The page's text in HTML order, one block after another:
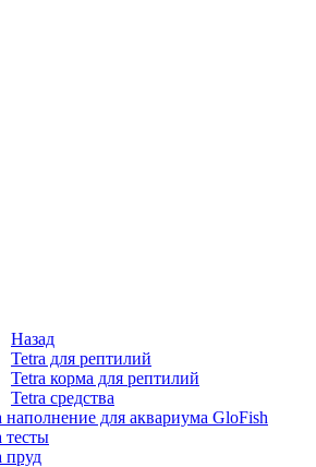
Назад
Tetra для рептилий
Tetra корма для рептилий
Tetra средства
наполнение для аквариума GloFish
тесты
пруд